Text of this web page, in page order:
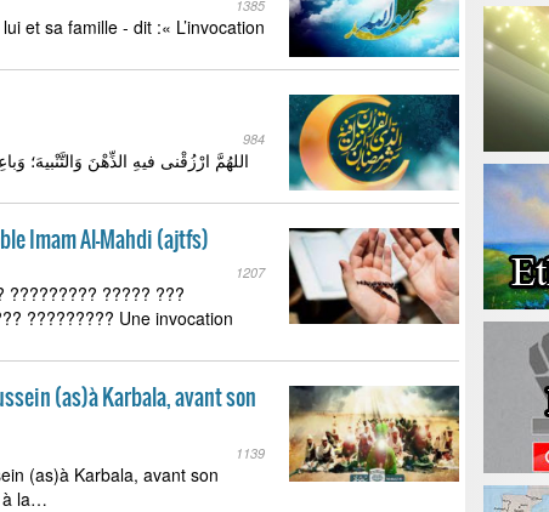
1385
et sa famille - dit :« L’invocation
984
Imam Al-Mahdi (ajtfs)
1207
????????? ????? ???
????????? Une invocation
(as)à Karbala, avant son
1139
(as)à Karbala, avant son
à la…